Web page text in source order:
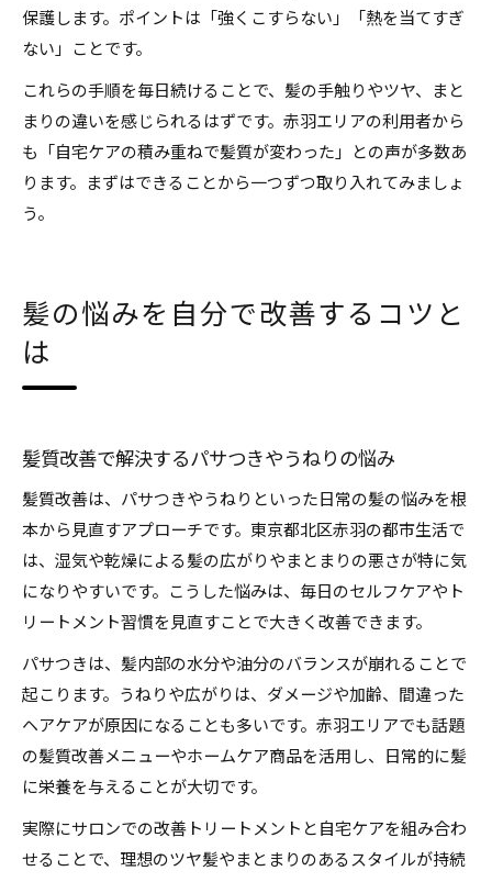
保護します。ポイントは「強くこすらない」「熱を当てすぎ
ない」ことです。
これらの手順を毎日続けることで、髪の手触りやツヤ、まと
まりの違いを感じられるはずです。赤羽エリアの利用者から
も「自宅ケアの積み重ねで髪質が変わった」との声が多数あ
ります。まずはできることから一つずつ取り入れてみましょ
う。
髪の悩みを自分で改善するコツと
は
髪質改善で解決するパサつきやうねりの悩み
髪質改善は、パサつきやうねりといった日常の髪の悩みを根
本から見直すアプローチです。東京都北区赤羽の都市生活で
は、湿気や乾燥による髪の広がりやまとまりの悪さが特に気
になりやすいです。こうした悩みは、毎日のセルフケアやト
リートメント習慣を見直すことで大きく改善できます。
パサつきは、髪内部の水分や油分のバランスが崩れることで
起こります。うねりや広がりは、ダメージや加齢、間違った
ヘアケアが原因になることも多いです。赤羽エリアでも話題
の髪質改善メニューやホームケア商品を活用し、日常的に髪
に栄養を与えることが大切です。
実際にサロンでの改善トリートメントと自宅ケアを組み合わ
せることで、理想のツヤ髪やまとまりのあるスタイルが持続